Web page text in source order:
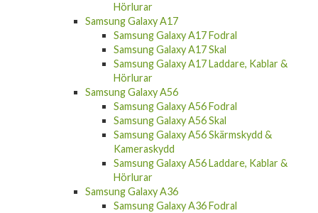
Hörlurar
Samsung Galaxy A17
Samsung Galaxy A17 Fodral
Samsung Galaxy A17 Skal
Samsung Galaxy A17 Laddare, Kablar &
Hörlurar
Samsung Galaxy A56
Samsung Galaxy A56 Fodral
Samsung Galaxy A56 Skal
Samsung Galaxy A56 Skärmskydd &
Kameraskydd
Samsung Galaxy A56 Laddare, Kablar &
Hörlurar
Samsung Galaxy A36
Samsung Galaxy A36 Fodral